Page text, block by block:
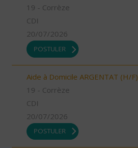
19 - Corrèze
CDI
20/07/2026
POSTULER
Aide à Domicile ARGENTAT (H/F)
19 - Corrèze
CDI
20/07/2026
POSTULER